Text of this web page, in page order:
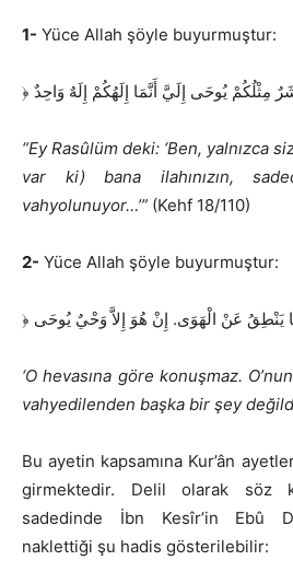
1- Yüce Allah şöyle buyurmuştur:
“Ey Rasûlüm deki: ‘Ben, yalnızca
var ki) bana ilahınızın,
vahyolunuyor…’” (Kehf 18/110)
2- Yüce Allah şöyle buyurmuştur:
‘O hevasına göre konuşmaz.
vahyedilenden başka bir şey
Bu ayetin kapsamına Kur’ân
girmektedir. Delil olarak söz
sadedinde İbn Kesîr’in Ebû
naklettiği şu hadis gösterilebilir: